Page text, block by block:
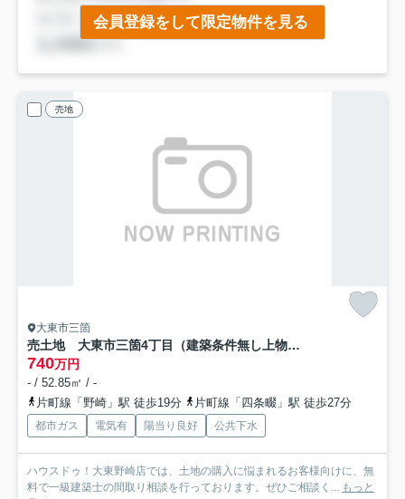
会員登録をして限定物件を見る
売地
大東市三箇
売土地 大東市三箇4丁目（建築条件無し上物有）
740万円
- / 52.85㎡ / -
片町線「野崎」駅 徒歩19分
片町線「四条畷」駅 徒歩27分
都市ガス 電気有 陽当り良好 公共下水
ハウスドゥ！大東野崎店では、土地の購入に悩まれるお客様向けに、無
料で一級建築士の間取り相談を行っております。ぜひご相談く... もっと